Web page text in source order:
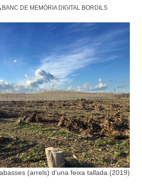
BANC DE MEMÒRIA DIGITAL BORDILS
(arrels) d’una feixa tallada.(2019)